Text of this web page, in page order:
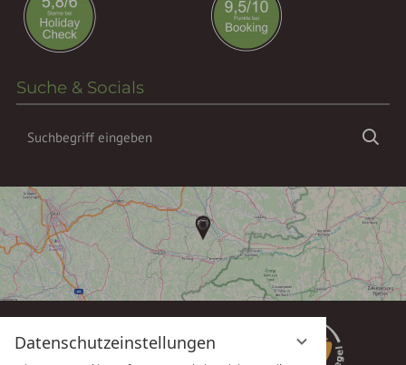
Datenschutzeinstellungen
Suche & Socials
Suchbegriff